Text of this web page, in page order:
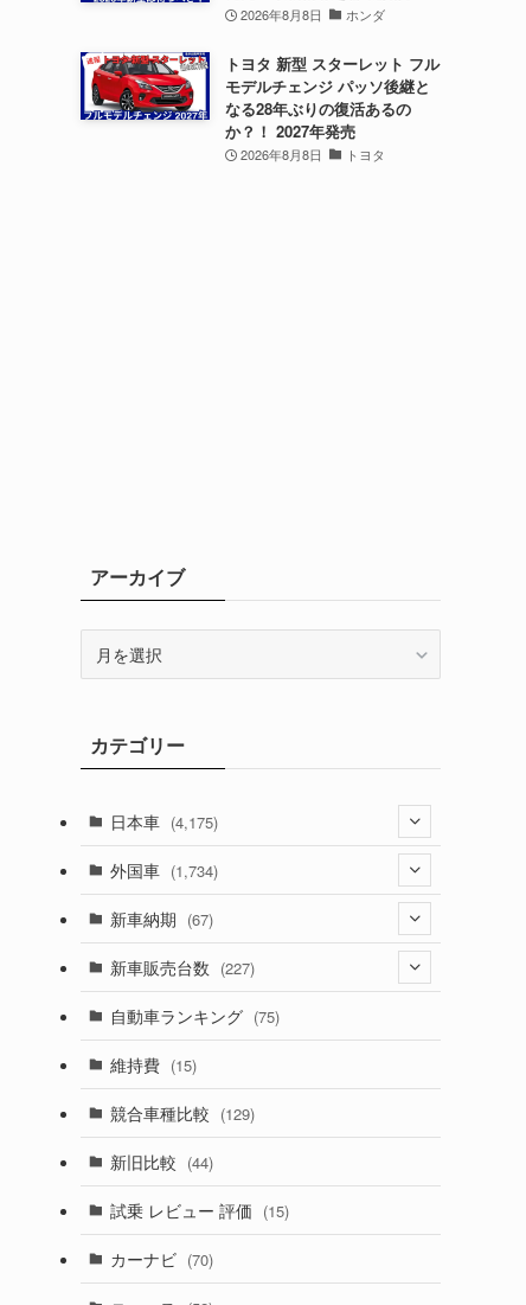
2026年8月8日 ホンダ
トヨタ 新型 スターレット フル
モデルチェンジ パッソ後継と
なる28年ぶりの復活あるの
か？！ 2027年発売
2026年8月8日 トヨタ
アーカイブ
ブカテゴリー
日本車 (4,175)
(1,321)
(330)
(526)
(357)
(328)
(194)
(230)
(253)
外国車 (1,734)
(188)
(242)
(85)
(84)
(14)
(222)
(50)
(58)
新車納期 (67)
(28)
(8)
(3)
(3)
(5)
(1)
新車販売台数 (227)
(21)
(5)
(7)
(5)
自動車ランキング (75)
維持費 (15)
競合車種比較 (129)
新旧比較 (44)
試乗 レビュー 評価 (15)
カーナビ (70)